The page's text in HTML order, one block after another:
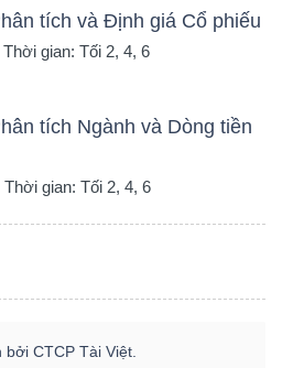
tích và Định giá Cổ phiếu
gian: Tối 2, 4, 6
tích Ngành và Dòng tiền
gian: Tối 2, 4, 6
bởi CTCP Tài Việt.